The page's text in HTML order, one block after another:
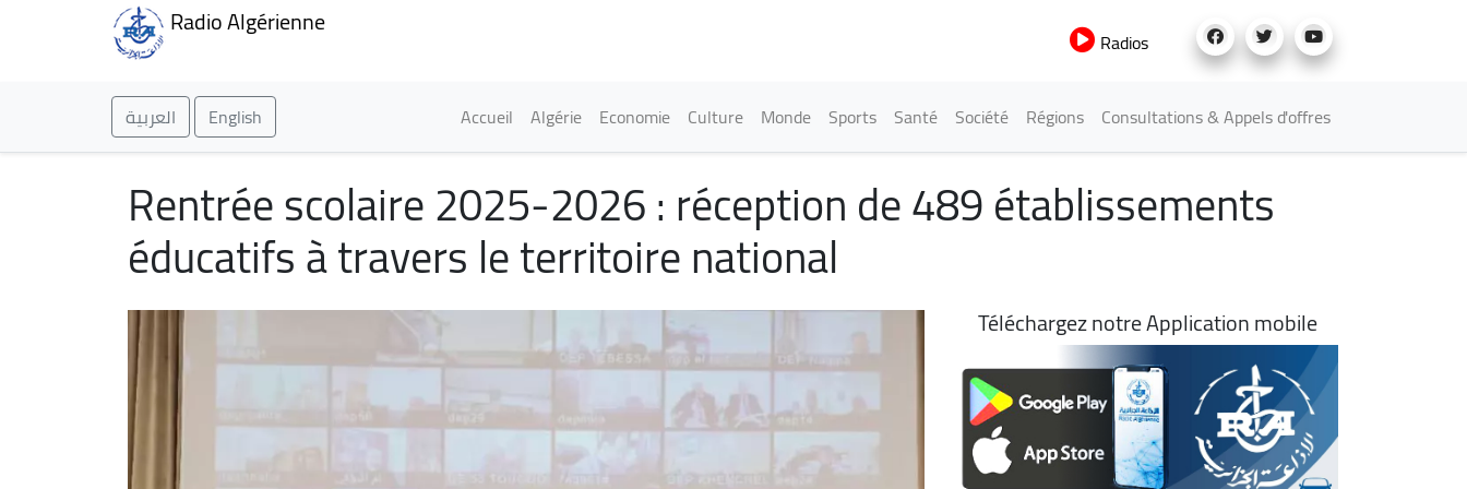
Radio Algérienne
Radios
العربية English Main navigation
Accueil Algérie Economie Culture Monde Sports Santé Société Régions Consultations & Appels d'offres
Rentrée scolaire 2025-2026 : réception de 489 établissements
éducatifs à travers le territoire national
Téléchargez notre Application mobile